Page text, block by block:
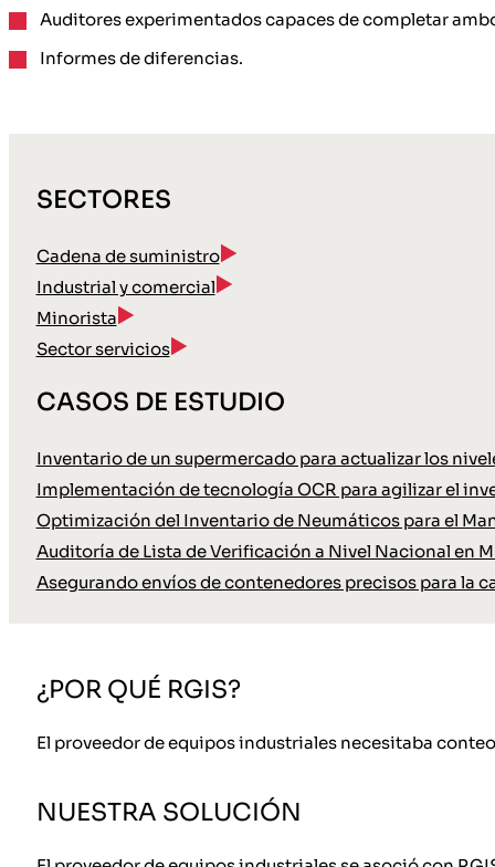
Auditores experimentados capaces de completar
Informes de diferencias.
SECTORES
Cadena de suministro
Industrial y comercial
Minorista
Sector servicios
CASOS DE ESTUDIO
Inventario de un supermercado para actualizar los
Implementación de tecnología OCR para agilizar el
Optimización del Inventario de Neumáticos para el
Auditoría de Lista de Verificación a Nivel Nacional en
Asegurando envíos de contenedores precisos para la
¿POR QUÉ RGIS?
El proveedor de equipos industriales necesitaba
NUESTRA SOLUCIÓN